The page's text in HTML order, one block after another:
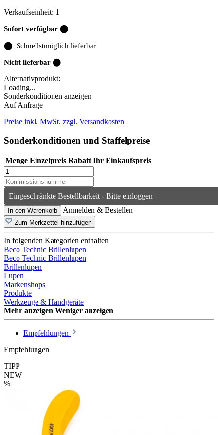
Verkaufseinheit: 1
Sofort verfügbar ⬤
⬤ Schnellstmöglich lieferbar
Nicht lieferbar ⬤
Alternativprodukt:
Loading...
Sonderkonditionen anzeigen
Auf Anfrage
Preise inkl. MwSt. zzgl. Versandkosten
Sonderkonditionen und Staffelpreise
Menge Einzelpreis Rabatt Ihr Einkaufspreis
Eingeschränkte Bestellbarkeit - Bitte einloggen
In den Warenkorb Anmelden & Bestellen
Zum Merkzettel hinzufügen
In folgenden Kategorien enthalten
Beco Technic Brillenlupen
Beco Technic Brillenlupen
Brillenlupen
Lupen
Markenshops
Produkte
Werkzeuge & Handgeräte
Mehr anzeigen Weniger anzeigen
Empfehlungen
Empfehlungen
TIPP
NEW
%